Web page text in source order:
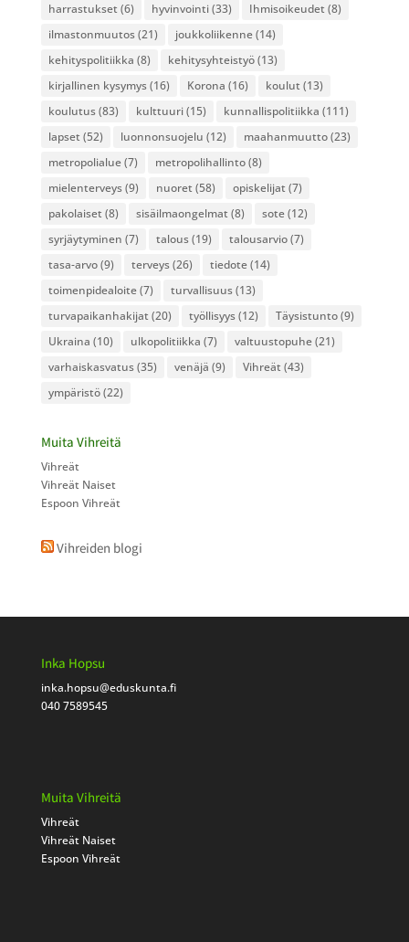
harrastukset (6) hyvinvointi(33) Ihmisoikeudet (8)
ilmastonmuutos(21) joukkoliikenne(14)
kehityspolitiikka (8) kehitysyhteistyö(13)
kirjallinen kysymys(16) Korona (16) koulut (13)
koulutus(83) kulttuuri(15) kunnallispolitiikka (111)
lapset (52) luonnonsuojelu (12) maahanmuutto(23)
metropolialue(7) metropolihallinto(8)
mielenterveys(9) nuoret (58) opiskelijat (7)
pakolaiset (8) sisäilmaongelmat (8) sote(12)
syrjäytyminen (7) talous(19) talousarvio(7)
tasa-arvo(9) terveys(26) tiedote(14)
toimenpidealoite(7) turvallisuus(13)
turvapaikanhakijat (20) työllisyys(12) Täysistunto(9)
Ukraina (10) ulkopolitiikka (7) valtuustopuhe(21)
varhaiskasvatus(35) venäjä (9) Vihreät (43)
ympäristö(22)
Muita Vihreitä
Vihreät
Vihreät Naiset
Espoon Vihreät
Vihreiden blogi
Inka Hopsu
inka.hopsu@eduskunta.fi
040 7589545
Muita Vihreitä
Vihreät
Vihreät Naiset
Espoon Vihreät